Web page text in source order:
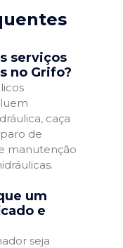
serviços
no Grifo?
caça
de
manutenção
um
e
seja